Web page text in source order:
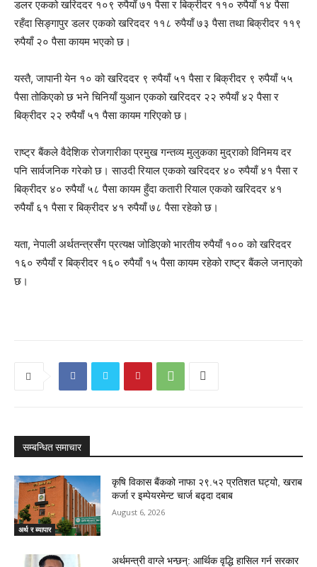
डलर एकको खरिददर १०९ रुपैयाँ ७१ पैसा र बिक्रीदर ११० रुपैयाँ १४ पैसा
रहँदा सिङ्गापुर डलर एकको खरिददर ११८ रुपैयाँ ७३ पैसा तथा बिक्रीदर ११९
रुपैयाँ २० पैसा कायम भएको छ।
यस्तै, जापानी येन १० को खरिददर ९ रुपैयाँ ५१ पैसा र बिक्रीदर ९ रुपैयाँ ५५
पैसा तोकिएको छ भने चिनियाँ युआन एकको खरिददर २२ रुपैयाँ ४२ पैसा र
बिक्रीदर २२ रुपैयाँ ५१ पैसा कायम गरिएको छ।
राष्ट्र बैंकले वैदेशिक रोजगारीका प्रमुख गन्तव्य मुलुकका मुद्राको विनिमय दर
पनि सार्वजनिक गरेको छ। साउदी रियाल एकको खरिददर ४० रुपैयाँ ४१ पैसा र
बिक्रीदर ४० रुपैयाँ ५८ पैसा कायम हुँदा कतारी रियाल एकको खरिददर ४१
रुपैयाँ ६१ पैसा र बिक्रीदर ४१ रुपैयाँ ७८ पैसा रहेको छ।
यता, नेपाली अर्थतन्त्रसँग प्रत्यक्ष जोडिएको भारतीय रुपैयाँ १०० को खरिददर
१६० रुपैयाँ र बिक्रीदर १६० रुपैयाँ १५ पैसा कायम रहेको राष्ट्र बैंकले जनाएको
छ।
सम्बन्धित समाचार
अर्थ र ब्यापार
कृषि विकास बैंकको नाफा २९.५२ प्रतिशत घट्यो, खराब
कर्जा र इम्पेयरमेन्ट चार्ज बढ्दा दबाब
August 6, 2026
अर्थमन्त्री वाग्ले भन्छन्: आर्थिक वृद्धि हासिल गर्न सरकार